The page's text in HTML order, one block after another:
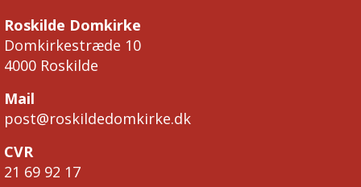
Roskilde Domkirke
Domkirkestræde 10
4000 Roskilde
Mail
post@roskildedomkirke.dk
CVR
21 69 92 17